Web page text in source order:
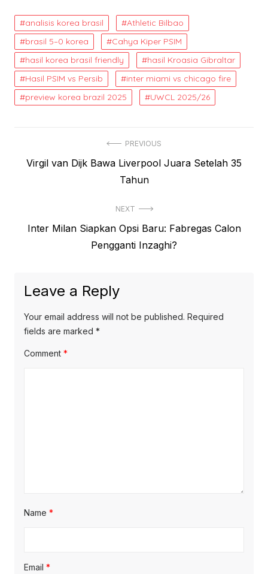
analisis korea brasil
Athletic Bilbao
brasil 5–0 korea
Cahya Kiper PSIM
hasil korea brasil friendly
hasil Kroasia Gibraltar
Hasil PSIM vs Persib
inter miami vs chicago fire
preview korea brazil 2025
UWCL 2025/26
navigation
PREVIOUS
Previous
Virgil van Dijk Bawa Liverpool Juara Setelah 35
Tahun
NEXT
Next
Inter Milan Siapkan Opsi Baru: Fabregas Calon
Pengganti Inzaghi?
Leave a Reply
Your email address will not be published. Required
fields are marked *
Comment *
Name *
Email *